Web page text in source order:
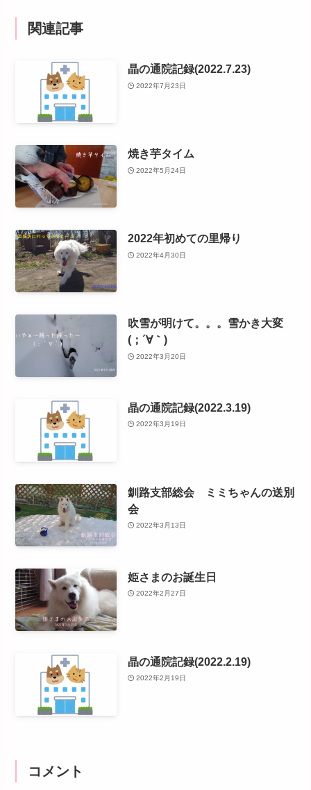
関連記事
晶の通院記録(2022.7.23)
2022年7月23日
焼き芋タイム
2022年5月24日
2022年初めての里帰り
2022年4月30日
吹雪が明けて。。。雪かき大変
(；´∀｀)
2022年3月20日
晶の通院記録(2022.3.19)
2022年3月19日
釧路支部総会 ミミちゃんの送別
会
2022年3月13日
姫さまのお誕生日
2022年2月27日
晶の通院記録(2022.2.19)
2022年2月19日
コメント